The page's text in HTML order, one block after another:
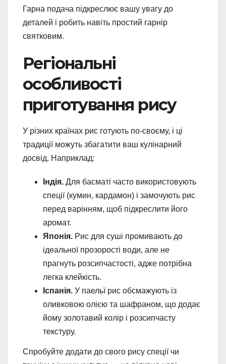
Гарна подача підкреслює вашу увагу до
деталей і робить навіть простий гарнір
святковим.
Регіональні
особливості
приготування рису
У різних країнах рис готують по-своєму, і ці
традиції можуть збагатити ваш кулінарний
досвід. Наприклад:
Індія. Для басматі часто використовують
спеції (кумин, кардамон) і замочують рис
перед варінням, щоб підкреслити його
аромат.
Японія. Рис для суші промивають до
ідеальної прозорості води, але не
прагнуть розсипчастості, адже потрібна
легка клейкість.
Іспанія. У паельї рис обсмажують із
оливковою олією та шафраном, що додає
йому золотавий колір і розсипчасту
текстуру.
Спробуйте додати до свого рису спеції чи